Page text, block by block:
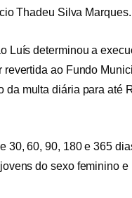
Thadeu Silva Marques.
Luís determinou a
ao Fundo
da multa diária para até
30, 60, 90, 180 e 365
do sexo feminino